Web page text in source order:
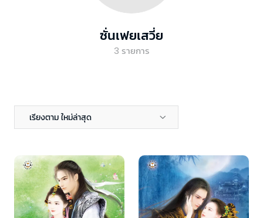
ซั่นเฟยเสวี่ย
3 รายการ
เรียงตาม ใหม่ล่าสุด